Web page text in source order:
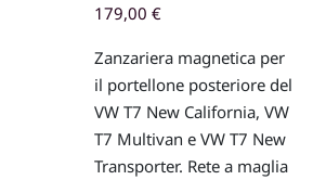
179,00 €
Zanzariera magnetica per
il portellone posteriore del
VW T7 New California, VW
T7 Multivan e VW T7 New
Transporter. Rete a maglia